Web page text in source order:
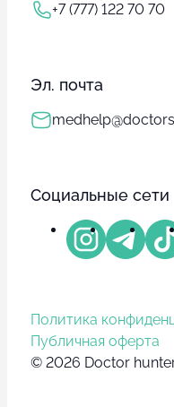
+7 (777) 122 70 70
Эл. почта
Социальные сети
Политика
Публичная оферта
© 2026 Doctor